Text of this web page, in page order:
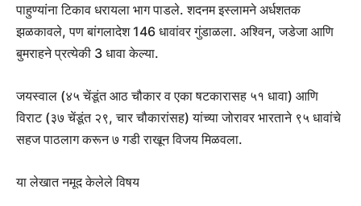
पाहुण्यांना टिकाव धरायला भाग पाडले. शदनम इस्लामने अर्धशतक
झळकावले, पण बांगलादेश 146 धावांवर गुंडाळला. अश्विन, जडेजा आणि
बुमराहने प्रत्येकी 3 धावा केल्या.
जयस्वाल (४५ चेंडूंत आठ चौकार व एका षटकारासह ५१ धावा) आणि
विराट (३७ चेंडूंत २९, चार चौकारांसह) यांच्या जोरावर भारताने ९५ धावांचे
सहज पाठलाग करून ७ गडी राखून विजय मिळवला.
या लेखात नमूद केलेले विषय